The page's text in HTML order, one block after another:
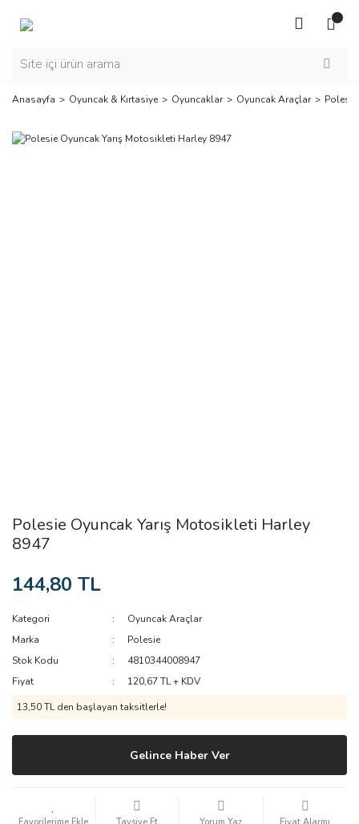
Anasayfa Oyuncak & Kırtasiye Oyuncaklar Oyuncak Araçlar
Polesie Oyuncak Yarış Motosikleti Harley
8947
144,80 TL
Kategori
Oyuncak Araçlar
Marka
Polesie
Stok Kodu
4810344008947
Fiyat
120,67 TL + KDV
13,50 TL den başlayan taksitlerle!
Gelince Haber Ver